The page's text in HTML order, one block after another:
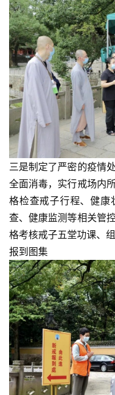
三是制定了严密的疫情
全面消毒，实行戒场内
格检查戒子行程、健康
查、健康监测等相关管
格考核戒子五堂功课、
报到图集